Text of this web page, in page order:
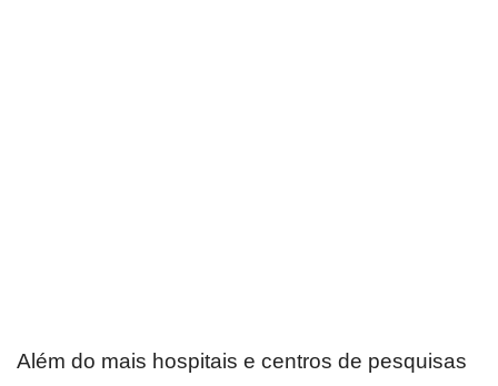
Além do mais hospitais e centros de pesquisas